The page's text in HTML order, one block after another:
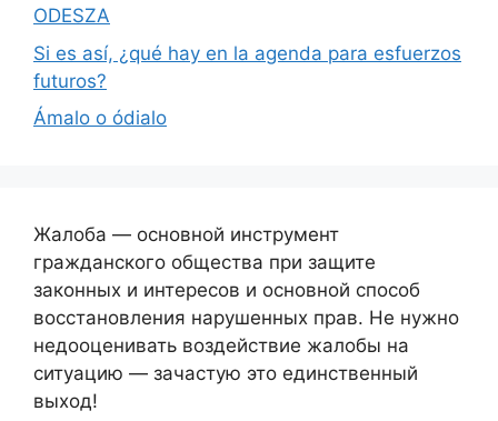
ODESZA
Si es así, ¿qué hay en la agenda para esfuerzos
futuros?
Ámalo o ódialo
Жалоба — основной инструмент
гражданского общества при защите
законных и интересов и основной способ
восстановления нарушенных прав. Не нужно
недооценивать воздействие жалобы на
ситуацию — зачастую это единственный
выход!